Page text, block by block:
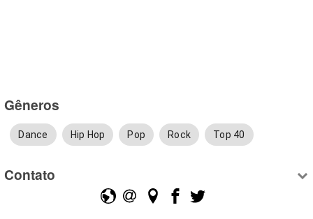
Gêneros
Dance Hip Hop Pop Rock Top 40
Contato